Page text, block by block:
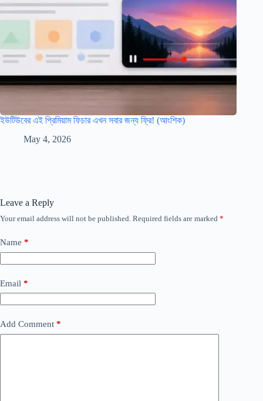
ইউটিউবের এই প্রিমিয়াম ফিচার এখন সবার জন্য ফ্রি! (আংশিক)
May 4, 2026
Leave a Reply
Your email address will not be published. Required fields are marked *
Name *
Email *
Add Comment *